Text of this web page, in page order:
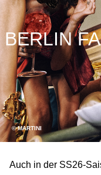
BERLIN
© MARTINI
Auch in der SS26-